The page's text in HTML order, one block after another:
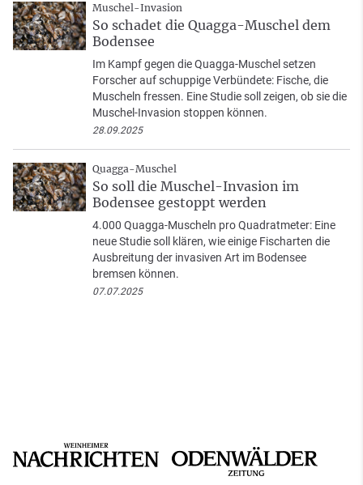
Muschel-Invasion
So schadet die Quagga-Muschel dem
Bodensee
Im Kampf gegen die Quagga-Muschel setzen
Forscher auf schuppige Verbündete: Fische, die
Muscheln fressen. Eine Studie soll zeigen, ob sie die
Muschel-Invasion stoppen können.
28.09.2025
Quagga-Muschel
So soll die Muschel-Invasion im
Bodensee gestoppt werden
4.000 Quagga-Muscheln pro Quadratmeter: Eine
neue Studie soll klären, wie einige Fischarten die
Ausbreitung der invasiven Art im Bodensee
bremsen können.
07.07.2025